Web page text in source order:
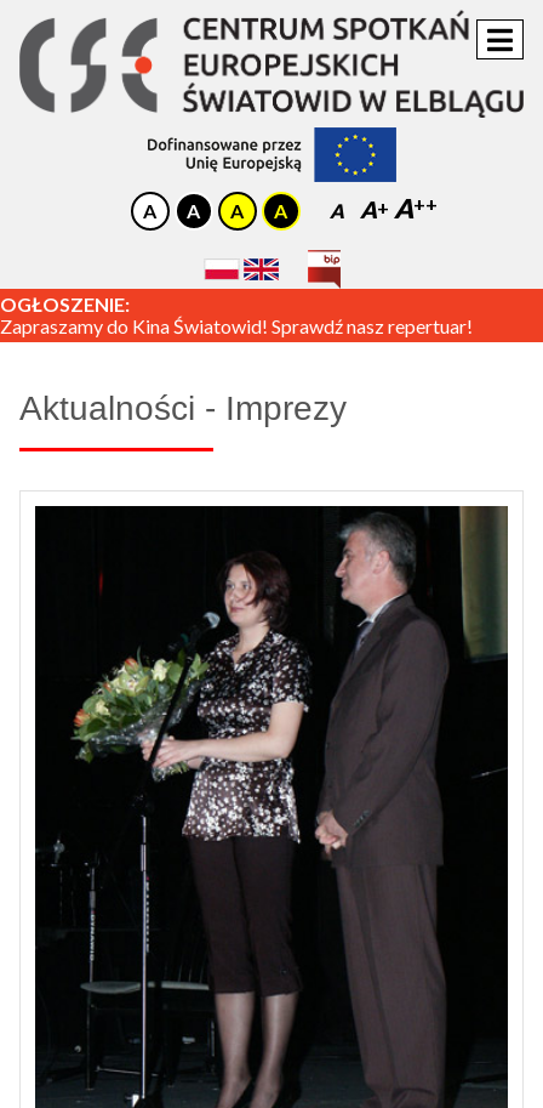
A A A
OGŁOSZENIE:
Zapraszamy do Kina Światowid! Sprawdź nasz repertuar!
Aktualności - Imprezy